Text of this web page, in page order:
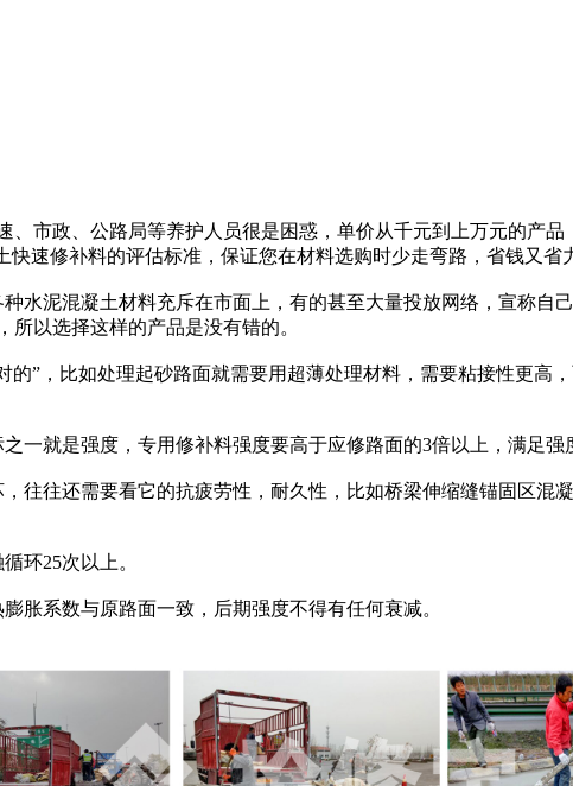
政、公路局等养护人员很是困惑，单价从千元到上万元的产品
速修补料的评估标准，保证您在材料选购时少走弯路，省钱又省
泥混凝土材料充斥在市面上，有的甚至大量投放网络，宣称自
以选择这样的产品是没有错的。
，比如处理起砂路面就需要用超薄处理材料，需要粘接性更高
就是强度，专用修补料强度要高于应修路面的3倍以上，满足强
往还需要看它的抗疲劳性，耐久性，比如桥梁伸缩缝锚固区混
环25次以上。
系数与原路面一致，后期强度不得有任何衰减。